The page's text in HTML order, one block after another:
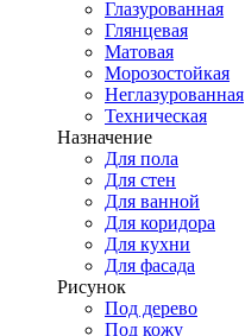
Глазурованная
Глянцевая
Матовая
Морозостойкая
Неглазурованная
Техническая
Назначение
Для пола
Для стен
Для ванной
Для коридора
Для кухни
Для фасада
Рисунок
Под дерево
Под кожу